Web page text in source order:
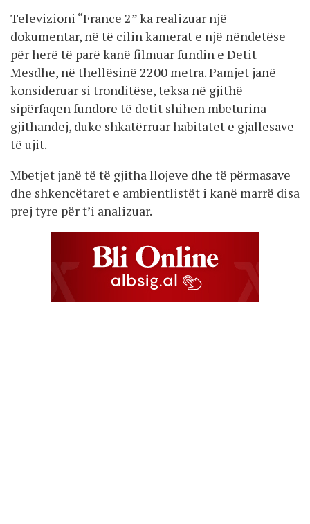
Televizioni “France 2” ka realizuar një
dokumentar, në të cilin kamerat e një nëndetëse
për herë të parë kanë filmuar fundin e Detit
Mesdhe, në thellësinë 2200 metra. Pamjet janë
konsideruar si tronditëse, teksa në gjithë
sipërfaqen fundore të detit shihen mbeturina
gjithandej, duke shkatërruar habitatet e gjallesave
të ujit.
Mbetjet janë të të gjitha llojeve dhe të përmasave
dhe shkencëtaret e ambientlistët i kanë marrë disa
prej tyre për t’i analizuar.